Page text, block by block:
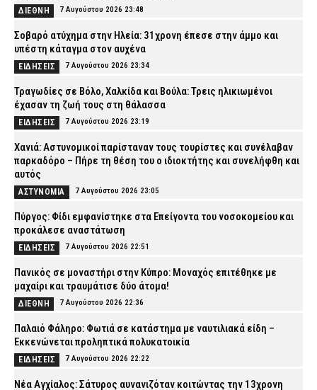
ΔΙΕΘΝΗ 7 Αυγούστου 2026 23:48
Σοβαρό ατύχημα στην Ηλεία: 31χρονη έπεσε στην άμμο και
υπέστη κάταγμα στον αυχένα
ΕΙΔΗΣΕΙΣ 7 Αυγούστου 2026 23:34
Τραγωδίες σε Βόλο, Χαλκίδα και Βούλα: Τρεις ηλικιωμένοι
έχασαν τη ζωή τους στη θάλασσα
ΕΙΔΗΣΕΙΣ 7 Αυγούστου 2026 23:19
Χανιά: Αστυνομικοί παρίσταναν τους τουρίστες και συνέλαβαν
παρκαδόρο – Πήρε τη θέση του ο ιδιοκτήτης και συνελήφθη και
αυτός
ΑΣΤΥΝΟΜΙΑ 7 Αυγούστου 2026 23:05
Πύργος: Φίδι εμφανίστηκε στα Επείγοντα του νοσοκομείου και
προκάλεσε αναστάτωση
ΕΙΔΗΣΕΙΣ 7 Αυγούστου 2026 22:51
Πανικός σε μοναστήρι στην Κύπρο: Μοναχός επιτέθηκε με
μαχαίρι και τραυμάτισε δύο άτομα!
ΔΙΕΘΝΗ 7 Αυγούστου 2026 22:36
Παλαιό Φάληρο: Φωτιά σε κατάστημα με ναυτιλιακά είδη –
Εκκενώνεται προληπτικά πολυκατοικία
ΕΙΔΗΣΕΙΣ 7 Αυγούστου 2026 22:22
Νέα Αγχίαλος: Σάτυρος αυνανιζόταν κοιτώντας την 13χρονη